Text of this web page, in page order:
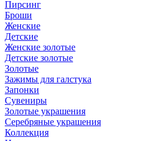
Пирсинг
Броши
Женские
Детские
Женские золотые
Детские золотые
Золотые
Зажимы для галстука
Запонки
Сувениры
Золотые украшения
Серебряные украшения
Коллекция